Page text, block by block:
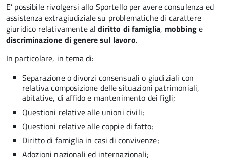
E’ possibile rivolgersi allo Sportello per avere consulenza ed
assistenza extragiudiziale su problematiche di carattere
giuridico relativamente aldiritto di famiglia, mobbinge
discriminazione di genere sul lavoro.
In particolare, in tema di:
Separazione o divorzi consensuali o giudiziali con
relativa composizione delle situazioni patrimoniali,
abitative, di affido e mantenimento dei figli;
Questioni relative alle unioni civili;
Questioni relative alle coppie di fatto;
Diritto di famiglia in casi di convivenze;
Adozioni nazionali ed internazionali;